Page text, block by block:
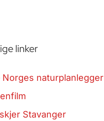
linker
Norges naturplanlegger
Stavanger